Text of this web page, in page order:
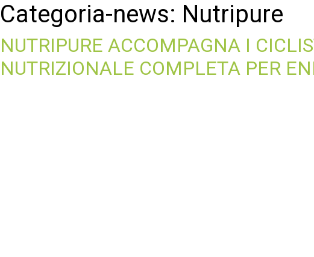
Categoria-news: Nutripure
NUTRIPURE ACCOMPAGNA I
NUTRIZIONALE COMPLETA PER